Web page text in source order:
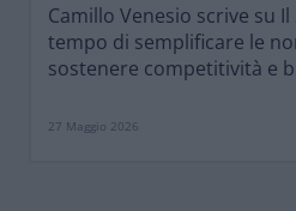
Camillo Venesio scrive su Il
tempo di semplificare le
sostenere competitività e
27 Maggio 2026